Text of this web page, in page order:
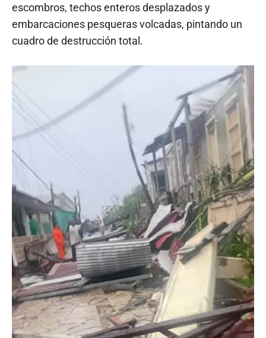
escombros, techos enteros desplazados y
embarcaciones pesqueras volcadas, pintando un
cuadro de destrucción total.